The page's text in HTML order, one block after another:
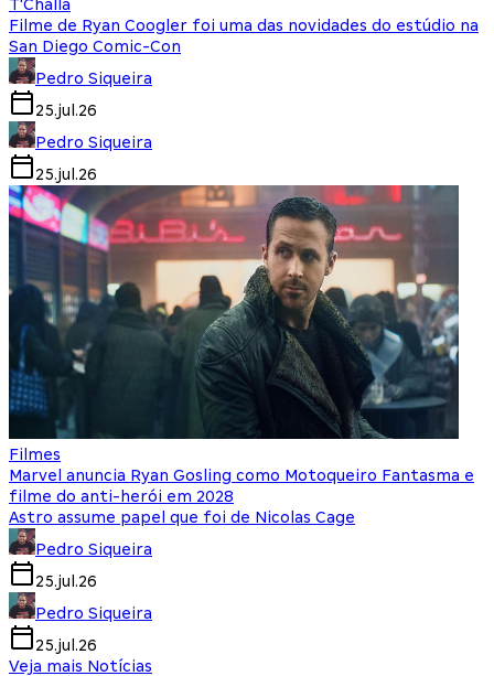
T'Challa
Filme de Ryan Coogler foi uma das novidades do estúdio na
San Diego Comic-Con
Pedro Siqueira
25.jul.26
Pedro Siqueira
25.jul.26
Filmes
Marvel anuncia Ryan Gosling como Motoqueiro Fantasma e
filme do anti-herói em 2028
Astro assume papel que foi de Nicolas Cage
Pedro Siqueira
25.jul.26
Pedro Siqueira
25.jul.26
Veja mais Notícias